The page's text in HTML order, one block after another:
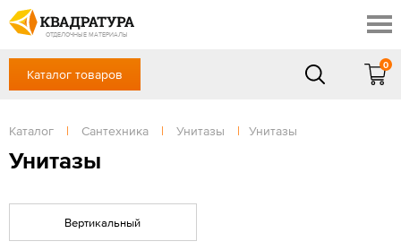
ОТДЕЛОЧНЫЕ МАТЕРИАЛЫ
Скидки
Акции
Готовые решения
Доставка и оплата
Отзывы
+7 (863) 309-13-16
Сб, Вс — выходной
ЗАКАЗАТЬ ЗВОНОК
Каталог товаров
0
Каталог | Сантехника | Унитазы | Унитазы
Унитазы
Вертикальный